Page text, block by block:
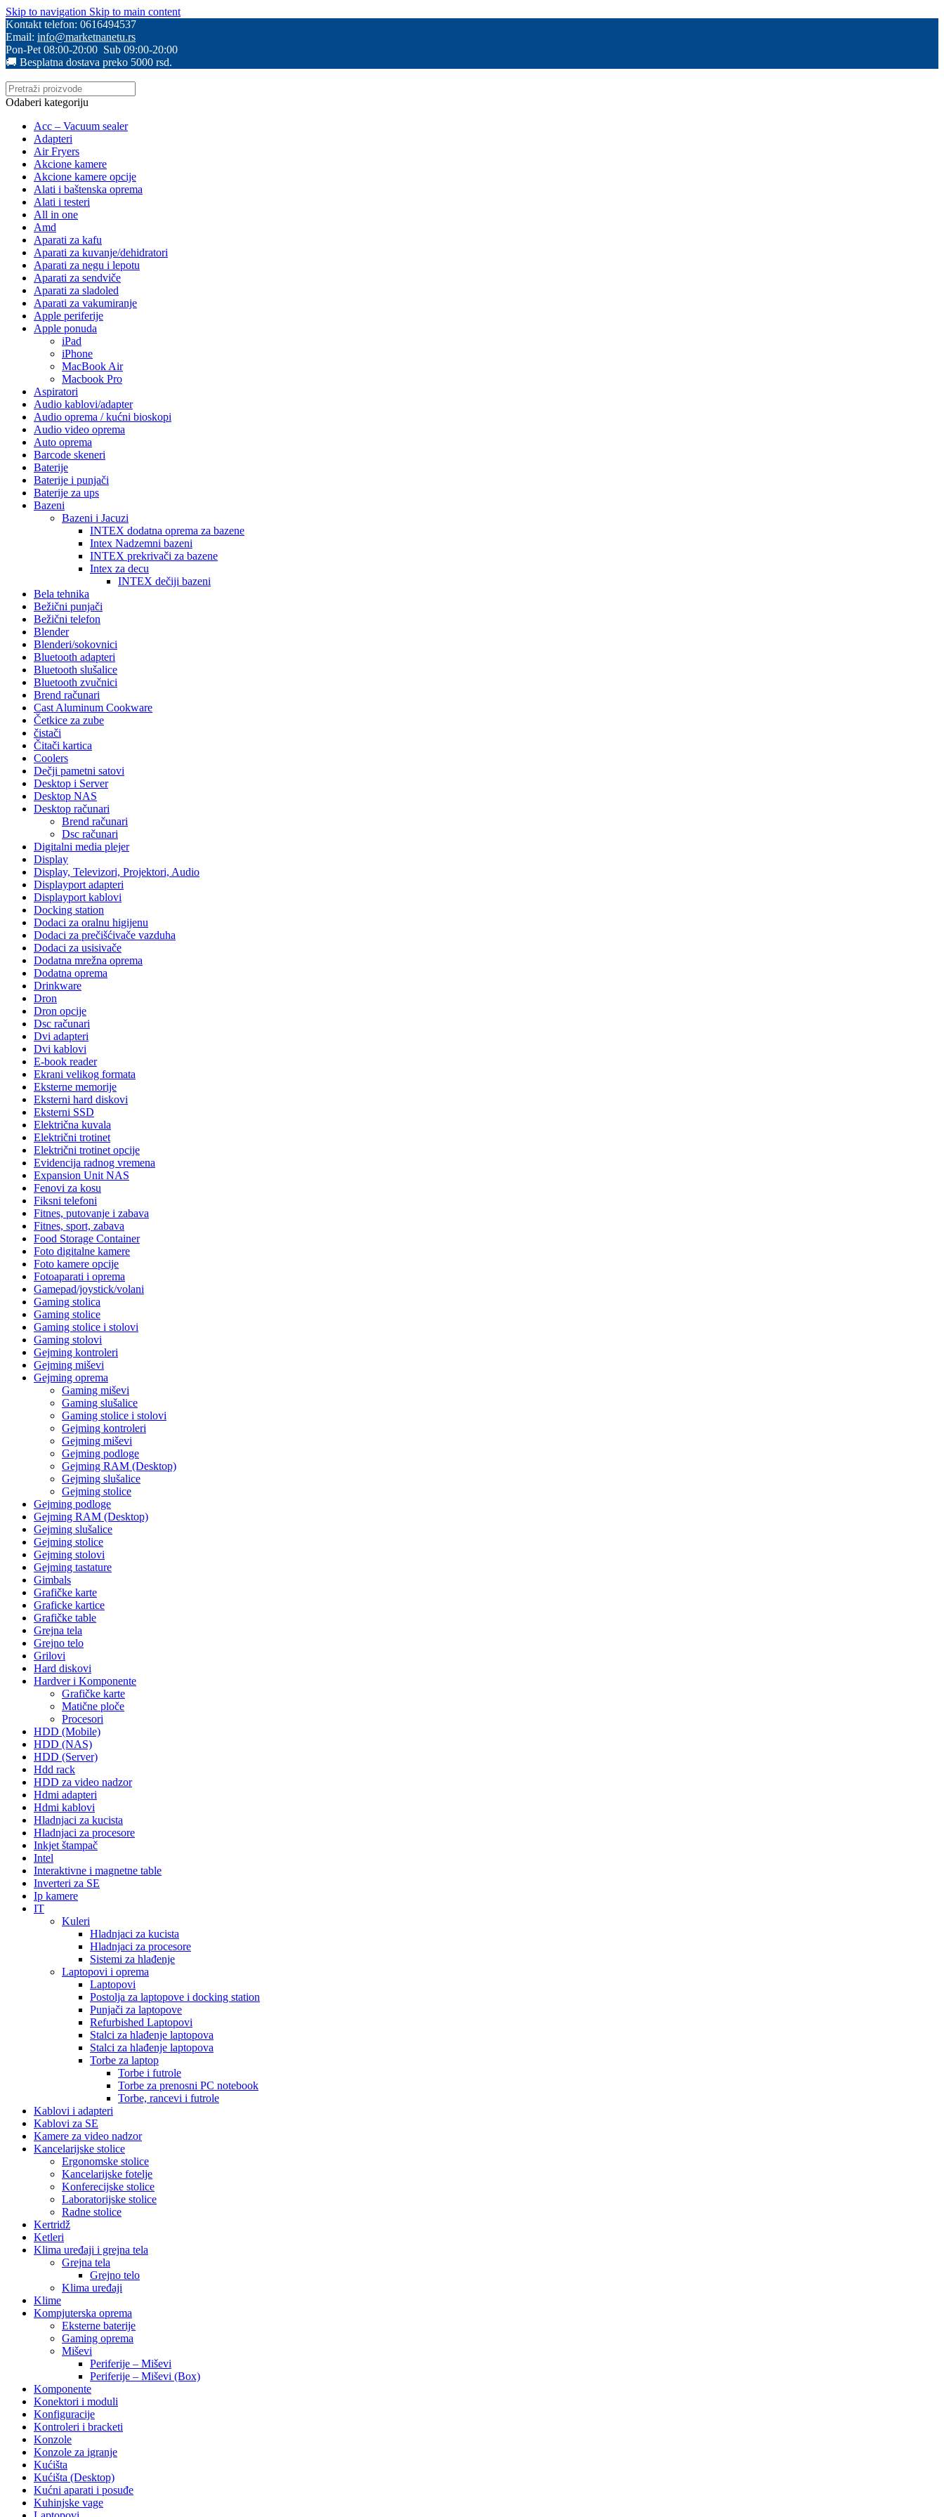
Skip to navigation Skip to main content
Kontakt telefon: 0616494537
Email: info@marketnanetu.rs
Pon-Pet 08:00-20:00 Sub 09:00-20:00
🚚 Besplatna dostava preko 5000 rsd.
Odaberi kategoriju
Acc – Vacuum sealer
Adapteri
Air Fryers
Akcione kamere
Akcione kamere opcije
Alati i baštenska oprema
Alati i testeri
All in one
Amd
Aparati za kafu
Aparati za kuvanje/dehidratori
Aparati za negu i lepotu
Aparati za sendviče
Aparati za sladoled
Aparati za vakumiranje
Apple periferije
Apple ponuda
iPad
iPhone
MacBook Air
Macbook Pro
Aspiratori
Audio kablovi/adapter
Audio oprema / kućni bioskopi
Audio video oprema
Auto oprema
Barcode skeneri
Baterije
Baterije i punjači
Baterije za ups
Bazeni
Bazeni i Jacuzi
INTEX dodatna oprema za bazene
Intex Nadzemni bazeni
INTEX prekrivači za bazene
Intex za decu
INTEX dečiji bazeni
Bela tehnika
Bežični punjači
Bežični telefon
Blender
Blenderi/sokovnici
Bluetooth adapteri
Bluetooth slušalice
Bluetooth zvučnici
Brend računari
Cast Aluminum Cookware
Četkice za zube
čistači
Čitači kartica
Coolers
Dečji pametni satovi
Desktop i Server
Desktop NAS
Desktop računari
Brend računari
Dsc računari
Digitalni media plejer
Display
Display, Televizori, Projektori, Audio
Displayport adapteri
Displayport kablovi
Docking station
Dodaci za oralnu higijenu
Dodaci za prečišćivače vazduha
Dodaci za usisivače
Dodatna mrežna oprema
Dodatna oprema
Drinkware
Dron
Dron opcije
Dsc računari
Dvi adapteri
Dvi kablovi
E-book reader
Ekrani velikog formata
Eksterne memorije
Eksterni hard diskovi
Eksterni SSD
Električna kuvala
Električni trotinet
Električni trotinet opcije
Evidencija radnog vremena
Expansion Unit NAS
Fenovi za kosu
Fiksni telefoni
Fitnes, putovanje i zabava
Fitnes, sport, zabava
Food Storage Container
Foto digitalne kamere
Foto kamere opcije
Fotoaparati i oprema
Gamepad/joystick/volani
Gaming stolica
Gaming stolice
Gaming stolice i stolovi
Gaming stolovi
Gejming kontroleri
Gejming miševi
Gejming oprema
Gaming miševi
Gaming slušalice
Gaming stolice i stolovi
Gejming kontroleri
Gejming miševi
Gejming podloge
Gejming RAM (Desktop)
Gejming slušalice
Gejming stolice
Gejming podloge
Gejming RAM (Desktop)
Gejming slušalice
Gejming stolice
Gejming stolovi
Gejming tastature
Gimbals
Grafičke karte
Graficke kartice
Grafičke table
Grejna tela
Grejno telo
Grilovi
Hard diskovi
Hardver i Komponente
Grafičke karte
Matične ploče
Procesori
HDD (Mobile)
HDD (NAS)
HDD (Server)
Hdd rack
HDD za video nadzor
Hdmi adapteri
Hdmi kablovi
Hladnjaci za kucista
Hladnjaci za procesore
Inkjet štampač
Intel
Interaktivne i magnetne table
Inverteri za SE
Ip kamere
IT
Kuleri
Hladnjaci za kucista
Hladnjaci za procesore
Sistemi za hlađenje
Laptopovi i oprema
Laptopovi
Postolja za laptopove i docking station
Punjači za laptopove
Refurbished Laptopovi
Stalci za hlađenje laptopova
Stalci za hlađenje laptopova
Torbe za laptop
Torbe i futrole
Torbe za prenosni PC notebook
Torbe, rancevi i futrole
Kablovi i adapteri
Kablovi za SE
Kamere za video nadzor
Kancelarijske stolice
Ergonomske stolice
Kancelarijske fotelje
Konferecijske stolice
Laboratorijske stolice
Radne stolice
Kertridž
Ketleri
Klima uređaji i grejna tela
Grejna tela
Grejno telo
Klima uređaji
Klime
Kompjuterska oprema
Eksterne baterije
Gaming oprema
Miševi
Periferije – Miševi
Periferije – Miševi (Box)
Komponente
Konektori i moduli
Konfiguracije
Kontroleri i bracketi
Konzole
Konzole za igranje
Kućišta
Kućišta (Desktop)
Kućni aparati i posuđe
Kuhinjske vage